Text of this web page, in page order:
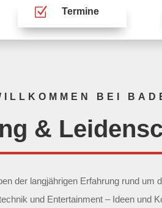
Z Termine
BEI
&
der langjährigen Erfahrung rund um
und Entertainment – Ideen und